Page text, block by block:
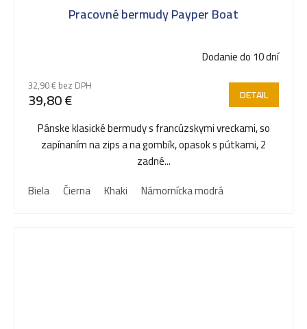
Pracovné bermudy Payper Boat
Dodanie do 10 dní
32,90 € bez DPH
39,80 € DETAIL
Pánske klasické bermudy s francúzskymi vreckami, so
zapínaním na zips a na gombík, opasok s pútkami, 2
zadné...
Biela
Čierna Khaki Námornícka modrá